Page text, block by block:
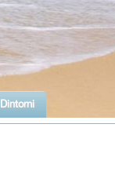
Dintorni